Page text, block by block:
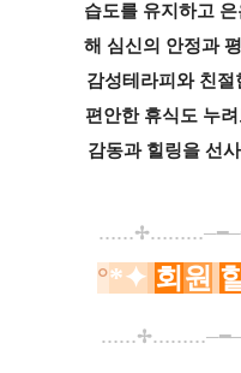
습도를 유지하고
해 심신의 안정과
감성테라피와 친
편안한 휴식도 누
감동과 힐링을 선
……✢………─━─
°*✦ 회 원
……✢………─━